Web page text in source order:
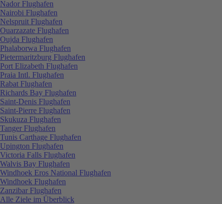
Nador Flughafen
Nairobi Flughafen
Nelspruit Flughafen
Ouarzazate Flughafen
Oujda Flughafen
Phalaborwa Flughafen
Pietermaritzburg Flughafen
Port Elizabeth Flughafen
Praia Intl. Flughafen
Rabat Flughafen
Richards Bay Flughafen
Saint-Denis Flughafen
Saint-Pierre Flughafen
Skukuza Flughafen
Tanger Flughafen
Tunis Carthage Flughafen
Upington Flughafen
Victoria Falls Flughafen
Walvis Bay Flughafen
Windhoek Eros National Flughafen
Windhoek Flughafen
Zanzibar Flughafen
Alle Ziele im Überblick